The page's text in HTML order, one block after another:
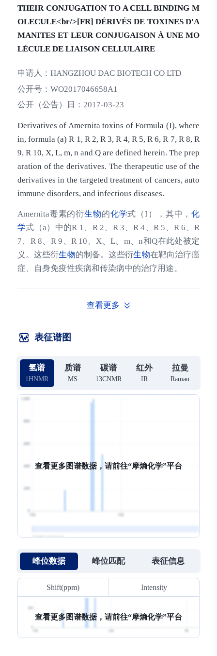
THEIR CONJUGATION TO A CELL BINDING M
OLECULE<br/>[FR] DÉRIVÉS DE TOXINES D'A
MANITES ET LEUR CONJUGAISON À UNE MO
LÉCULE DE LIAISON CELLULAIRE
申请人： HANGZHOU DAC BIOTECH CO LTD
公开号： WO2017046658A1
公开（公告）日： 2017-03-23
Derivatives of Amernita toxins of Formula (I), where
in, formula (a) R 1, R 2, R 3, R 4, R 5, R 6, R 7, R 8, R
9, R 10, X, L, m, n and Q are defined herein. The prep
aration of the derivatives. The therapeutic use of the
derivatives in the targeted treatment of cancers, auto
immune disorders, and infectious diseases.
Amernita毒素的衍生物的化学式（I），其中，化
学式（a）中的R 1、R 2、R 3、R 4、R 5、R 6、R
7、R 8、R 9、R 10、X、L、m、n和Q在此处被定
义。这些衍生物的制备。这些衍生物在靶向治疗癌
症、自身免疫性疾病和传染病中的治疗用途。
查看更多
表征谱图
氢谱
1HNMR
质谱
MS
碳谱
13CNMR
红外
IR
拉曼
Raman
查看更多图谱数据，请前往“摩熵化学”平台
摩熵化学
摩熵化学
峰位数据 峰位匹配 表征信息
Shift(ppm) Intensity
查看更多图谱数据，请前往“摩熵化学”平台
摩熵化学
摩熵化学